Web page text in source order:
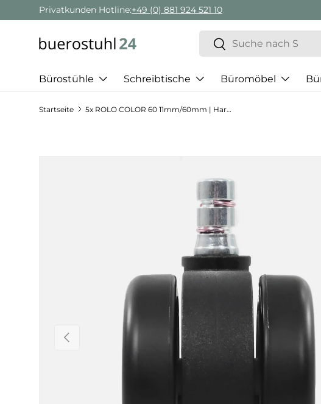
Direkt zum Inhalt
Privatkunden Hotline:+49 (0) 881 924 521 10
Suchen
Suchen
Bürostühle Schreibtische Büromöbel
Startseite 5x ROLO COLOR 60 11mm/60mm | Hartböden - Stuhlrollen
Zu Produktinformationen springen
Vorherige